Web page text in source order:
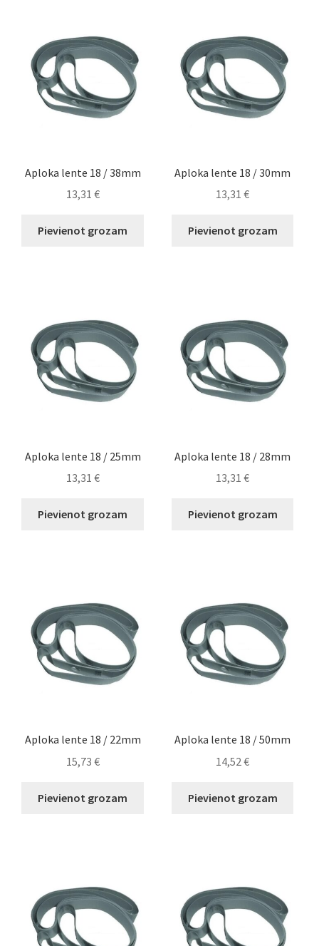
Aploka lente 18 / 38mm
13,31 €
Pievienot grozam
Aploka lente 18 / 30mm
13,31€
Pievienot grozam
Aploka lente 18 / 25mm
13,31 €
Pievienot grozam
Aploka lente 18 / 28mm
13,31€
Pievienot grozam
Aploka lente 18 / 22mm
15,73 €
Pievienot grozam
Aploka lente 18 / 50mm
14,52€
Pievienot grozam